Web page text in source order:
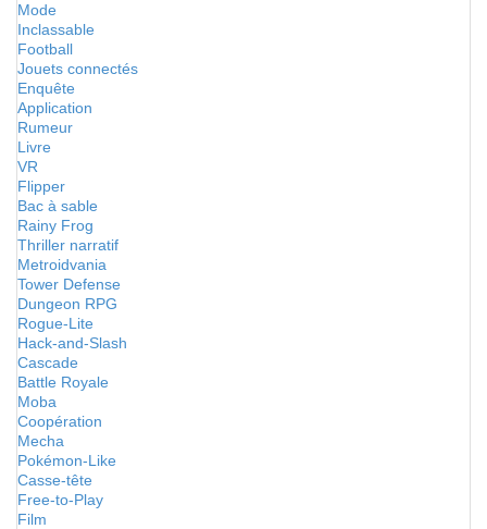
Mode
Inclassable
Football
Jouets connectés
Enquête
Application
Rumeur
Livre
VR
Flipper
Bac à sable
Rainy Frog
Thriller narratif
Metroidvania
Tower Defense
Dungeon RPG
Rogue-Lite
Hack-and-Slash
Cascade
Battle Royale
Moba
Coopération
Mecha
Pokémon-Like
Casse-tête
Free-to-Play
Film